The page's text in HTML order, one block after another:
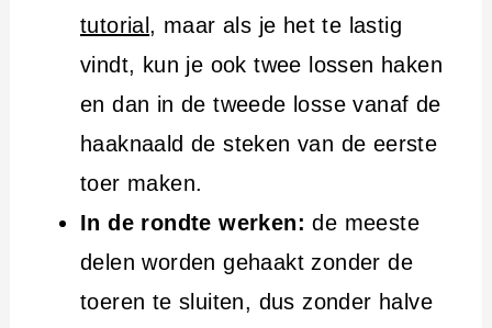
tutorial , maar als je het te lastig
vindt, kun je ook twee lossen haken
en dan in de tweede losse vanaf de
haaknaald de steken van de eerste
toer maken.
In de rondte werken:de meeste
delen worden gehaakt zonder de
toeren te sluiten, dus zonder halve